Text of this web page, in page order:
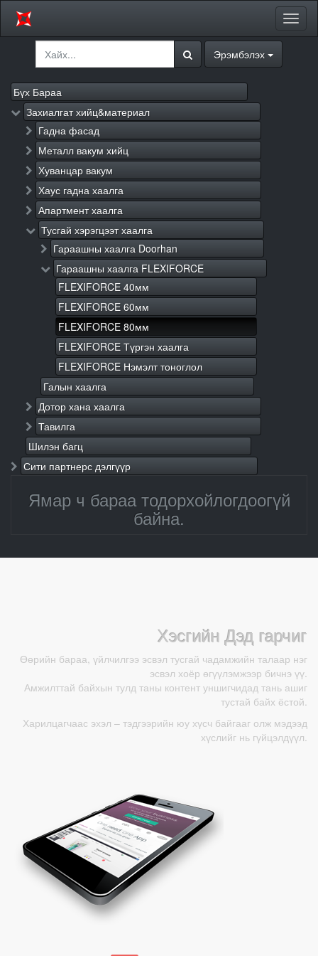
Эрэмбэлэх
Бүх Бараа
Захиалгат хийц&материал
Гадна фасад
Металл вакум хийц
Хуванцар вакум
Хаус гадна хаалга
Апартмент хаалга
Тусгай хэрэгцээт хаалга
Гараашны хаалга Doorhan
Гараашны хаалга FLEXIFORCE
FLEXIFORCE 40мм
FLEXIFORCE 60мм
FLEXIFORCE 80мм
FLEXIFORCE Түргэн хаалга
FLEXIFORCE Нэмэлт тоноглол
Галын хаалга
Дотор хана хаалга
Тавилга
Шилэн багц
Сити партнерс дэлгүүр
Ямар ч бараа тодорхойлогдоогүй
байна.
Хэсгийн Дэд гарчиг
Өөрийн бараа, үйлчилгээ эсвэл тусгай чадамжийн талаар нэг
эсвэл хоёр өгүүлэмжээр бичнэ үү.
Амжилттай байхын тулд таны контент уншигчидад тань ашиг
тустай байх ёстой.
Харилцагчаас эхэл – тэдгээрийн юу хүсч байгааг олж мэдээд
хүслийг нь гүйцэлдүүл.